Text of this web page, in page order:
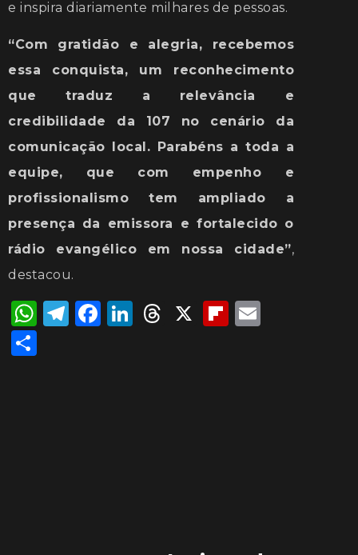
e inspira diariamente milhares de pessoas.
“Com gratidão e alegria, recebemos
essa conquista, um reconhecimento
que traduz a relevância e
credibilidade da 107 no cenário da
comunicação local. Parabéns a toda a
equipe, que com empenho e
profissionalismo tem ampliado a
presença da emissora e fortalecido o
rádio evangélico em nossa cidade”,
destacou.
WhatsApp
Telegram
Facebook
LinkedIn
Threads
X Flipboard